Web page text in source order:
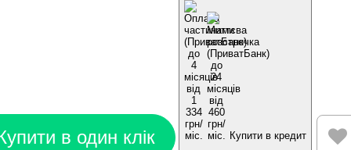
Купити в кредит